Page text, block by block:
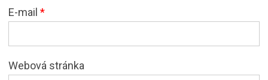
E-mail *
Webová stránka